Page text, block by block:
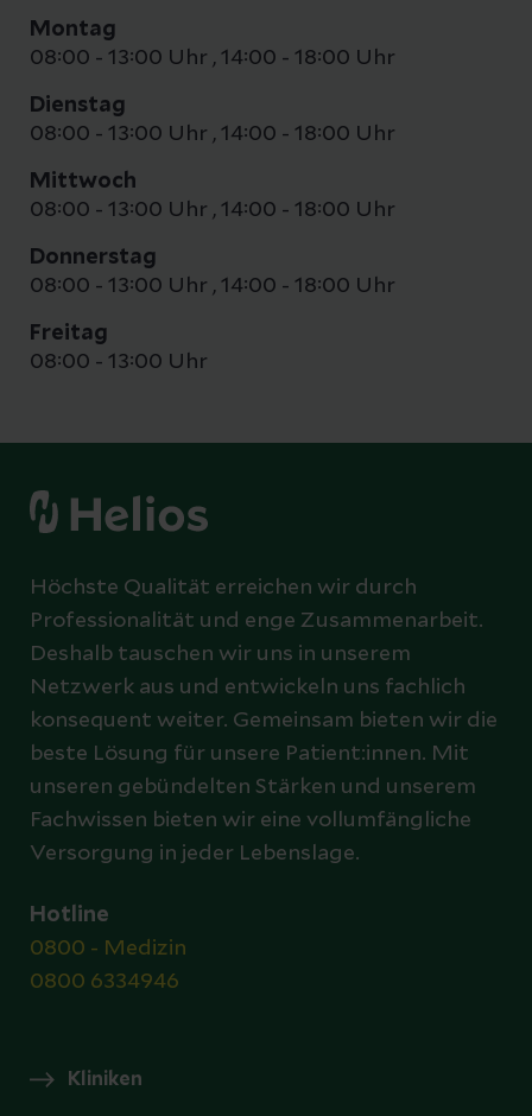
Montag
08:00 - 13:00 Uhr , 14:00 - 18:00 Uhr
Dienstag
08:00 - 13:00 Uhr , 14:00 - 18:00 Uhr
Mittwoch
08:00 - 13:00 Uhr , 14:00 - 18:00 Uhr
Donnerstag
08:00 - 13:00 Uhr , 14:00 - 18:00 Uhr
Freitag
08:00 - 13:00 Uhr
Höchste Qualität erreichen wir durch
Professionalität und enge Zusammenarbeit.
Deshalb tauschen wir uns in unserem
Netzwerk aus und entwickeln uns fachlich
konsequent weiter. Gemeinsam bieten wir die
beste Lösung für unsere Patient:innen. Mit
unseren gebündelten Stärken und unserem
Fachwissen bieten wir eine vollumfängliche
Versorgung in jeder Lebenslage.
Hotline
0800 - Medizin
0800 6334946
Kliniken